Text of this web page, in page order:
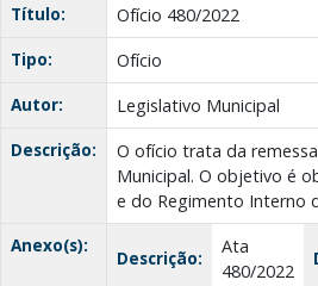
Título:
Ofício 480/2022
Tipo:
Ofício
Autor:
Legislativo Municipal
Descrição:
O ofício trata da
Municipal. O objetivo é
e do Regimento Interno
Anexo(s):
Descrição:
Ata
480/2022